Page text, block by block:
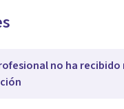
no ha recibido